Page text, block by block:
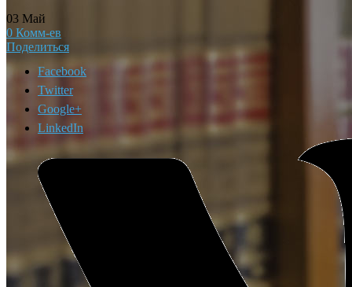
03 Май
0 Комм-ев
Поделиться
Facebook
Twitter
Google+
LinkedIn